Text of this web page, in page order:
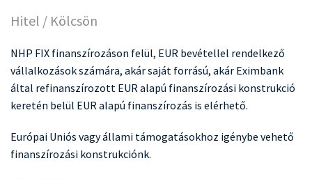
Hitel / Kölcsön
NHP FIX finanszírozáson felül, EUR bevétellel rendelkező
vállalkozások számára, akár saját forrású, akár Eximbank
által refinanszírozott EUR alapú finanszírozási konstrukció
keretén belül EUR alapú finanszírozás is elérhető.
Európai Uniós vagy állami támogatásokhoz igénybe vehető
finanszírozási konstrukciónk.